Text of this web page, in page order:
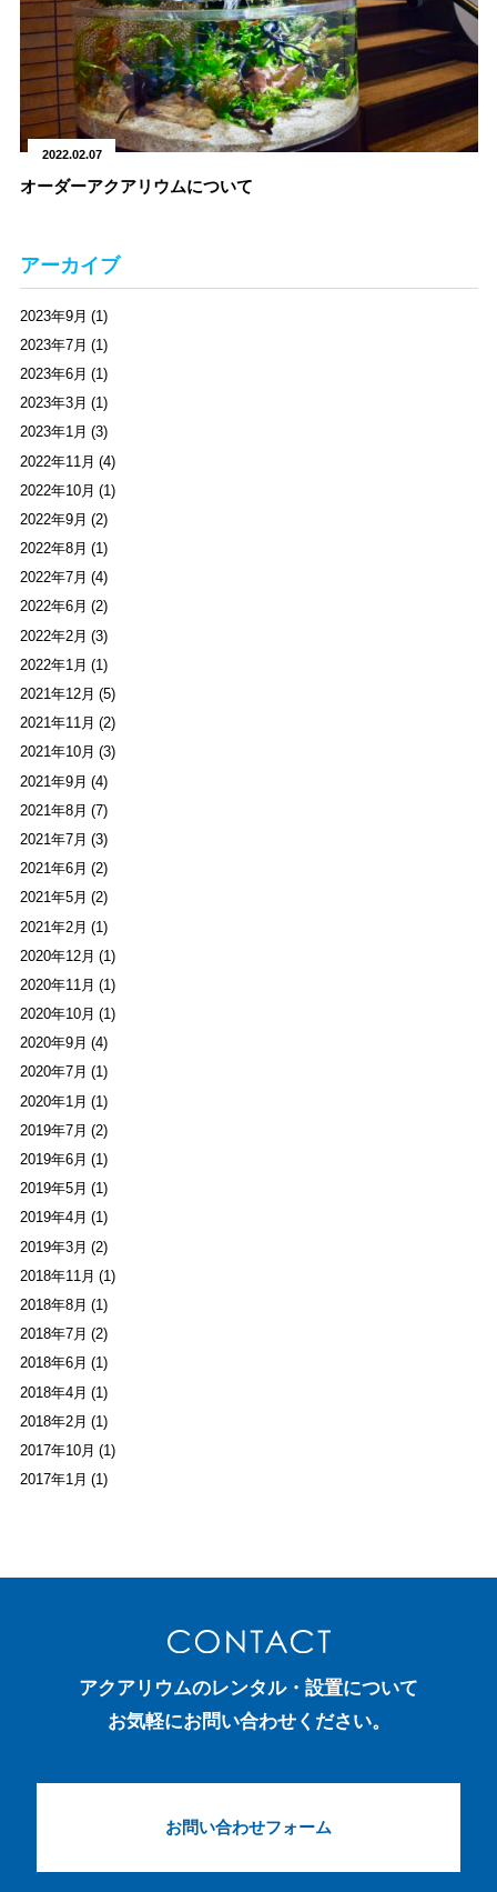
2022.02.07
オーダーアクアリウムについて
アーカイブ
2023年9月 (1)
2023年7月 (1)
2023年6月 (1)
2023年3月 (1)
2023年1月 (3)
2022年11月 (4)
2022年10月 (1)
2022年9月 (2)
2022年8月 (1)
2022年7月 (4)
2022年6月 (2)
2022年2月 (3)
2022年1月 (1)
2021年12月 (5)
2021年11月 (2)
2021年10月 (3)
2021年9月 (4)
2021年8月 (7)
2021年7月 (3)
2021年6月 (2)
2021年5月 (2)
2021年2月 (1)
2020年12月 (1)
2020年11月 (1)
2020年10月 (1)
2020年9月 (4)
2020年7月 (1)
2020年1月 (1)
2019年7月 (2)
2019年6月 (1)
2019年5月 (1)
2019年4月 (1)
2019年3月 (2)
2018年11月 (1)
2018年8月 (1)
2018年7月 (2)
2018年6月 (1)
2018年4月 (1)
2018年2月 (1)
2017年10月 (1)
2017年1月 (1)
アクアリウムのレンタル・設置について
お気軽にお問い合わせください。
お問い合わせフォーム